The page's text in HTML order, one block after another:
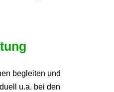
begleiten und
u.a. bei den